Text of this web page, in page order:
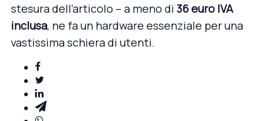
stesura dell’articolo – a meno di 36 euro IVA
inclusa, ne fa un hardware essenziale per una
vastissima schiera di utenti.